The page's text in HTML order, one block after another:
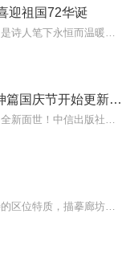
迎祖国72华诞
小猪屏蓬十二生肖神8 羊神篇国庆节开始更新啦！